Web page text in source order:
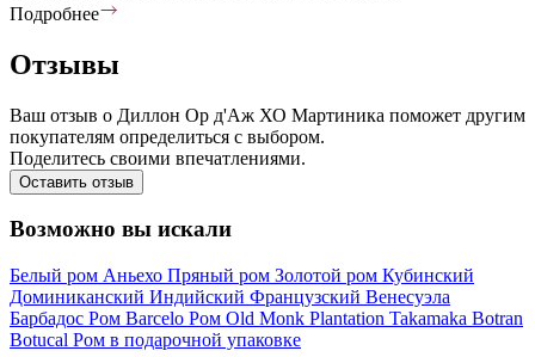
Подробнее
Отзывы
Ваш отзыв о Диллон Ор д'Аж ХО Мартиника поможет другим
покупателям определиться с выбором.
Поделитесь своими впечатлениями.
Оставить отзыв
Возможно вы искали
Белый ром Аньехо Пряный ром Золотой ром Кубинский
Доминиканский Индийский Французский Венесуэла
Барбадос Ром Barcelo Ром Old Monk Plantation Takamaka Botran
Botucal Ром в подарочной упаковке